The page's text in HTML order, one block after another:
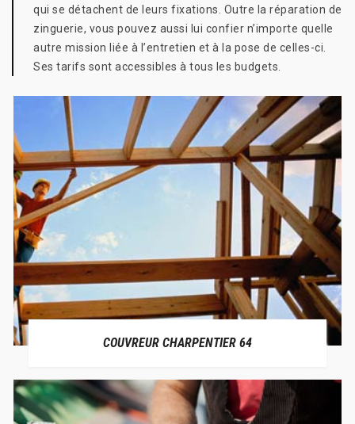
qui se détachent de leurs fixations. Outre la réparation de
zinguerie, vous pouvez aussi lui confier n’importe quelle
autre mission liée à l’entretien et à la pose de celles-ci.
Ses tarifs sont accessibles à tous les budgets.
COUVREUR CHARPENTIER 64